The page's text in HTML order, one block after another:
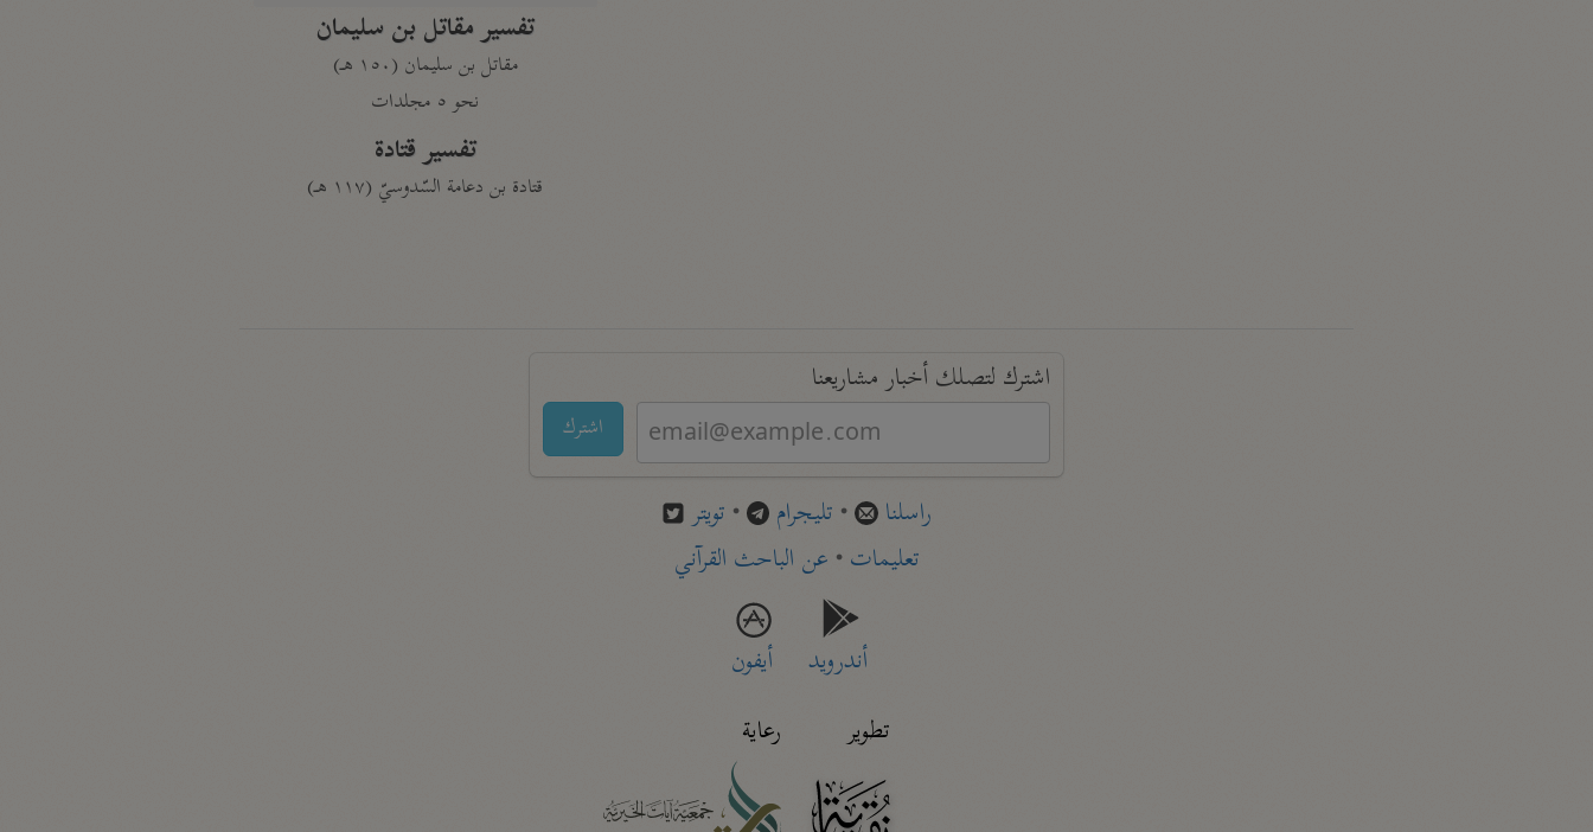
تفسير مقاتل بن سليمان
مقاتل بن سليمان (١٥٠ هـ)
نحو ٥ مجلدات
تفسير قتادة
قتادة بن دعامة السّدوسيّ (١١٧ هـ)
اشترك لتصلك أخبار مشاريعنا
اشترك
راسلنا • تليجرام • تويتر
تعليمات• عن الباحث القرآني
أندرويد
أيفون
تطوير
رعاية